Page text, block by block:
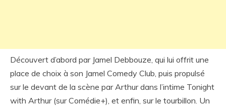
Découvert d’abord par Jamel Debbouze, qui lui offrit une
place de choix à son Jamel Comedy Club, puis propulsé
sur le devant de la scène par Arthur dans l’intime Tonight
with Arthur (sur Comédie+), et enfin, sur le tourbillon. Un